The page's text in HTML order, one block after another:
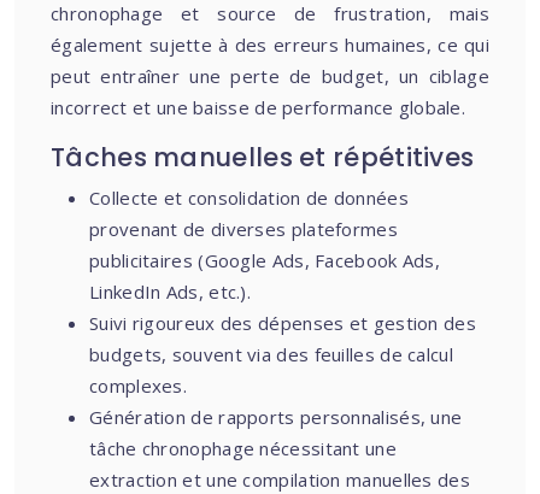
chronophage et source de frustration, mais
également sujette à des erreurs humaines, ce qui
peut entraîner une perte de budget, un ciblage
incorrect et une baisse de performance globale.
Tâches manuelles et répétitives
Collecte et consolidation de données
provenant de diverses plateformes
publicitaires (Google Ads, Facebook Ads,
LinkedIn Ads, etc.).
Suivi rigoureux des dépenses et gestion des
budgets, souvent via des feuilles de calcul
complexes.
Génération de rapports personnalisés, une
tâche chronophage nécessitant une
extraction et une compilation manuelles des